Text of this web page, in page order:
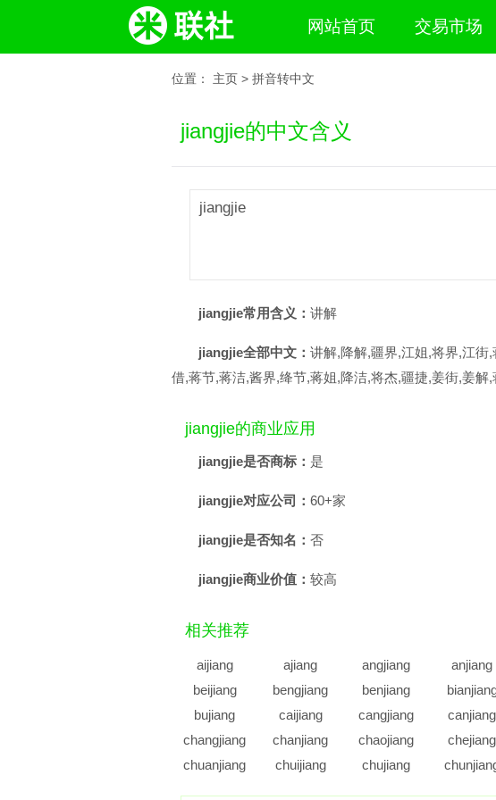
网站首页 交易市场
位置： 主页 > 拼音转中文
jiangjie的中文含义
jiangjie
jiangjie常用含义： 讲解
jiangjie全部中文： 讲解,降解,疆界,江姐,将界,江街
借,蒋节,蒋洁,酱界,绛节,蒋姐,降洁,将杰,疆捷,姜街,姜解
jiangjie的商业应用
jiangjie是否商标： 是
jiangjie对应公司： 60+家
jiangjie是否知名： 否
jiangjie商业价值： 较高
相关推荐
aijiang ajiang angjiang anjiang
beijiang
bengjiang benjiang
bujiang
caijiang cangjiang canjiang
changjiang
chanjiang chaojiang chejiang
chuanjiang
chuijiang chujiang